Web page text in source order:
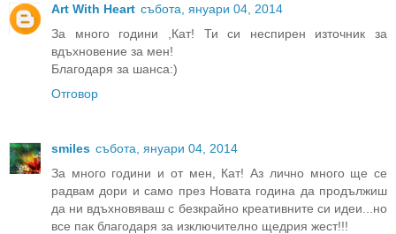
Art With Heart събота, януари 04, 2014
За много години ,Кат! Ти си неспирен източник за
вдъхновение за мен!
Благодаря за шанса:)
Отговор
smiles събота, януари 04, 2014
За много години и от мен, Кат! Аз лично много ще се
радвам дори и само през Новата година да продължиш
да ни вдъхновяваш с безкрайно креативните си идеи...но
все пак благодаря за изключително щедрия жест!!!